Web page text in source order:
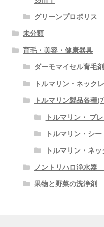
JB健康メルマガ
体験談 アガリクス
体験談 プロポリス
体験談 その他製品
グリーンプロポリス
未分類
育毛・美容・健康器具
ダーモマイセル育毛剤
トルマリン・ネック
トルマリン製品各種(
トルマリン・ ブ
トルマリン・シー
トルマリン・ネ
ノントリハロ浄水器
果物と野菜の洗浄剤